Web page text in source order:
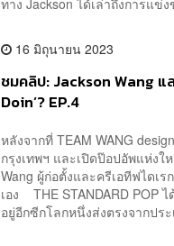
ทาง Jackson ได้เล่าถึงการแข่
16 มิถุนายน 2023
ชมคลิป: Jackson Wang แ
Doin’? EP.4
หลังจากที่ TEAM WANG
กรุงเทพฯ และเปิดป๊อปอัพแห่ง
Wang ผู้ก่อตั้งและครีเอทีฟไดเ
เอง THE STANDARD POP
อยู่อีกซีกโลกหนึ่งส่งตรงจากปร